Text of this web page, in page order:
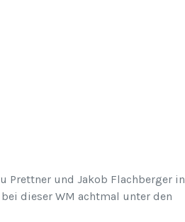
Prettner und Jakob Flachberger in
dieser WM achtmal unter den